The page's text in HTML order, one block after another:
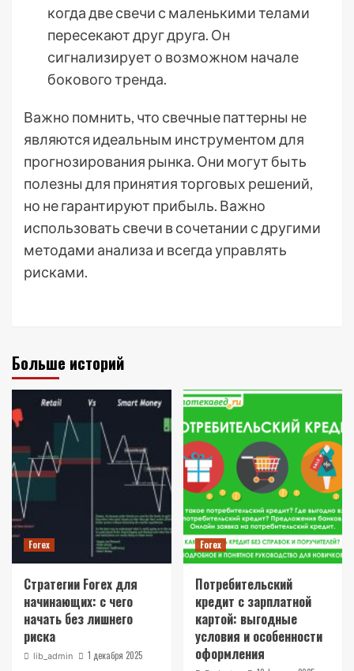
когда две свечи с маленькими телами
пересекают друг друга. Он
сигнализирует о возможном начале
бокового тренда.
Важно помнить, что свечные паттерны не
являются идеальным инструментом для
прогнозирования рынка. Они могут быть
полезны для принятия торговых решений,
но не гарантируют прибыль. Важно
использовать свечи в сочетании с другими
методами анализа и всегда управлять
рисками.
Больше историй
Forex
Стратегии Forex для
начинающих: с чего
начать без лишнего
риска
lib_admin 1 декабря 2025
Forex
Потребительский
кредит с зарплатной
картой: выгодные
условия и особенности
оформления